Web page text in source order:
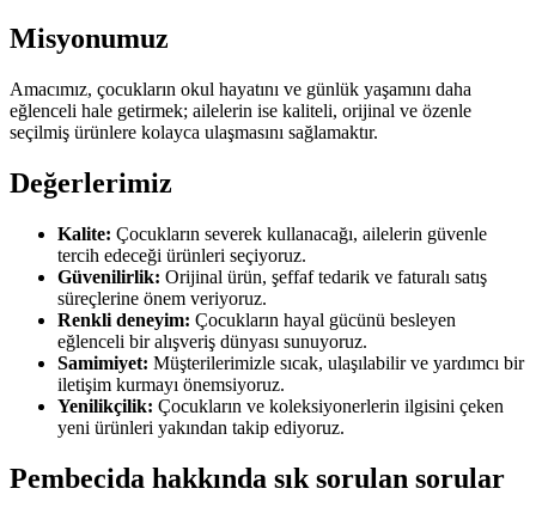
Misyonumuz
Amacımız, çocukların okul hayatını ve günlük yaşamını daha
eğlenceli hale getirmek; ailelerin ise kaliteli, orijinal ve özenle
seçilmiş ürünlere kolayca ulaşmasını sağlamaktır.
Değerlerimiz
Kalite: Çocukların severek kullanacağı, ailelerin güvenle
tercih edeceği ürünleri seçiyoruz.
Güvenilirlik: Orijinal ürün, şeffaf tedarik ve faturalı satış
süreçlerine önem veriyoruz.
Renkli deneyim: Çocukların hayal gücünü besleyen
eğlenceli bir alışveriş dünyası sunuyoruz.
Samimiyet: Müşterilerimizle sıcak, ulaşılabilir ve yardımcı bir
iletişim kurmayı önemsiyoruz.
Yenilikçilik: Çocukların ve koleksiyonerlerin ilgisini çeken
yeni ürünleri yakından takip ediyoruz.
Pembecida hakkında sık sorulan sorular